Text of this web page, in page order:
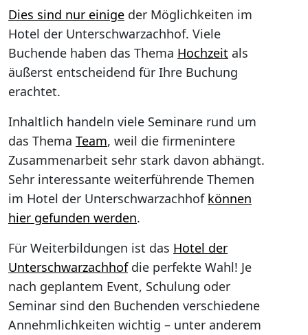
Dies sind nur einige der Möglichkeiten im
Hotel der Unterschwarzachhof. Viele
Buchende haben das Thema Hochzeit als
äußerst entscheidend für Ihre Buchung
erachtet.
Inhaltlich handeln viele Seminare rund um
das Thema Team, weil die firmenintere
Zusammenarbeit sehr stark davon abhängt.
Sehr interessante weiterführende Themen
im Hotel der Unterschwarzachhof können
hier gefunden werden.
Für Weiterbildungen ist das Hotel der
Unterschwarzachhofdie perfekte Wahl! Je
nach geplantem Event, Schulung oder
Seminar sind den Buchenden verschiedene
Annehmlichkeiten wichtig – unter anderem